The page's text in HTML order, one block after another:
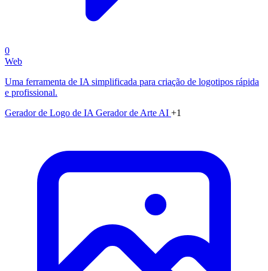
0
Web
Uma ferramenta de IA simplificada para criação de logotipos rápida
e profissional.
Gerador de Logo de IA Gerador de Arte AI +1